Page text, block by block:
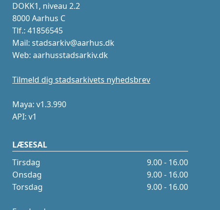
DOKK1, niveau 2.2
8000 Aarhus C
Tlf.: 41856545
Mail: stadsarkiv@aarhus.dk
Web: aarhusstadsarkiv.dk
Tilmeld dig stadsarkivets nyhedsbrev
Maya: v1.3.990
API: v1
LÆSESAL
Tirsdag
9.00 - 16.00
Onsdag
9.00 - 16.00
Torsdag
9.00 - 16.00